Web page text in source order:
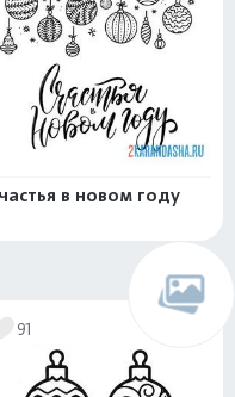
в новом году
91